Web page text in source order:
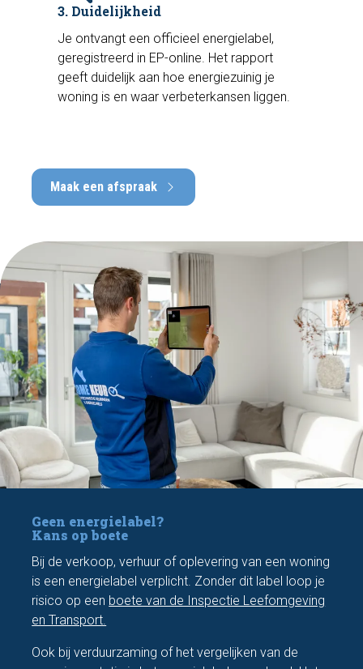
3. Duidelijkheid
Je ontvangt een officieel energielabel,
geregistreerd in EP-online. Het rapport
geeft duidelijk aan hoe energiezuinig je
woning is en waar verbeterkansen liggen.
Maak een afspraak
Geen energielabel?
Kans op boete
Bij de verkoop, verhuur of oplevering van een woning
is een energielabel verplicht. Zonder dit label loop je
risico op een boete van de Inspectie Leefomgeving
en Transport.
Ook bij verduurzaming of het vergelijken van de